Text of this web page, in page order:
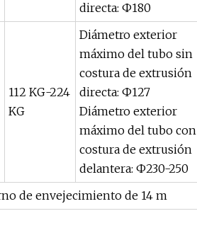
directa: Ф180
112 KG-224
KG
Diámetro exterior
máximo del tubo sin
costura de extrusión
directa: Ф127
Diámetro exterior
máximo del tubo con
costura de extrusión
delantera: Ф230-250
de envejecimiento de 14 m